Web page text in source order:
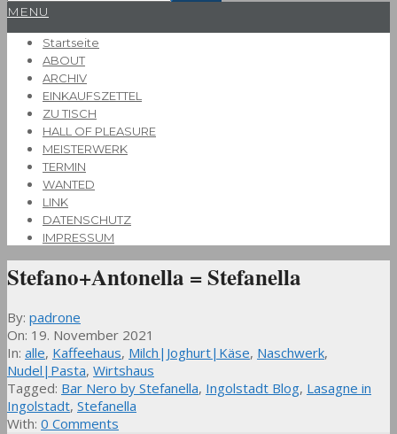
Primary
Menu
MENU
Startseite
ABOUT
ARCHIV
EINKAUFSZETTEL
ZU TISCH
HALL OF PLEASURE
MEISTERWERK
TERMIN
WANTED
LINK
DATENSCHUTZ
IMPRESSUM
Stefano+Antonella = Stefanella
By: padrone
On: 19. November 2021
In: alle, Kaffeehaus, Milch|Joghurt|Käse, Naschwerk,
Nudel|Pasta, Wirtshaus
Tagged: Bar Nero by Stefanella, Ingolstadt Blog, Lasagne in
Ingolstadt, Stefanella
With: 0 Comments